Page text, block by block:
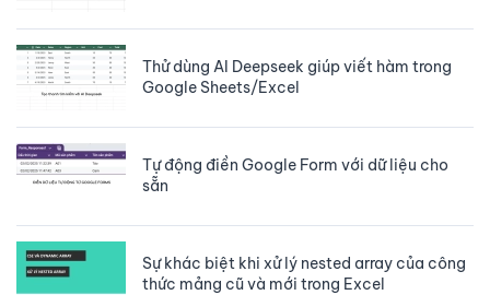
Thử dùng AI Deepseek giúp viết hàm trong
Google Sheets/Excel
Tự động điền Google Form với dữ liệu cho
sẵn
Sự khác biệt khi xử lý nested array của công
thức mảng cũ và mới trong Excel